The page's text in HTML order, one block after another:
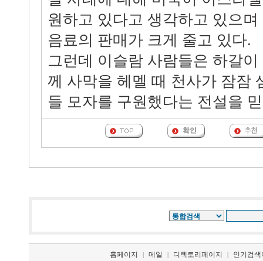
원하고 있다고 생각하고 있으
음료의 판매가 크게 줄고 있다.
그런데 이슬람 사람들은 하갈
께 사막을 헤멜 때 천사가 잠잠
들 모자를 구원했다는 전설을
홈페이지 | 메일 | 디렉토리페이지 | 인기검색